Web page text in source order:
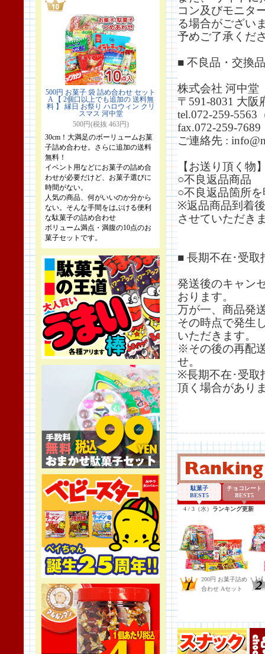
500円 お菓子 袋 詰め合わせ セット
A 【 2個口以上でも追加の 送料無
料 】 縁日 お祭り ハロウィン クリ
スマス 河中堂
500円(税抜 463円)
30cm！大満足のボーリュームお菓
子詰め合わせ。さらに追加の送料
無料！
イベント用などにお菓子の詰め合
わせが必要だけど、お菓子選びに
時間がない。
人気の商品、何がいいのか分から
ない。そんな手間をはぶける便利
な駄菓子の詰め合わせ
ボリューム満点・満腹の10点のお
菓子セットです。
コン及びモニタ
る場合がござい
予めご了承くだ
■ 不良品・交換
株式会社 河中堂
〒591-8031 大阪
tel.072-259-5563
fax.072-259-7689
ご連絡先 :
【お送り頂く物
○不良返品商品
○不良返品箇所
※返品商品到着
させていただき
■ 長期不在･受取
発送後のキャン
おります。
万が一、商品発
その時点で発生
いただきます。
※その後の再配
せ。
※長期不在･受取
頂く場合があり